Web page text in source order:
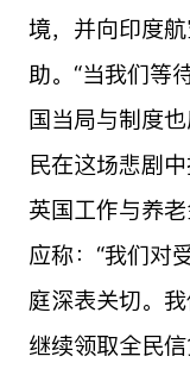
境，并向印度
助。“当我们等
国当局与制度
民在这场悲剧
英国工作与养
应称：“我们对
庭深表关切。
继续领取全民